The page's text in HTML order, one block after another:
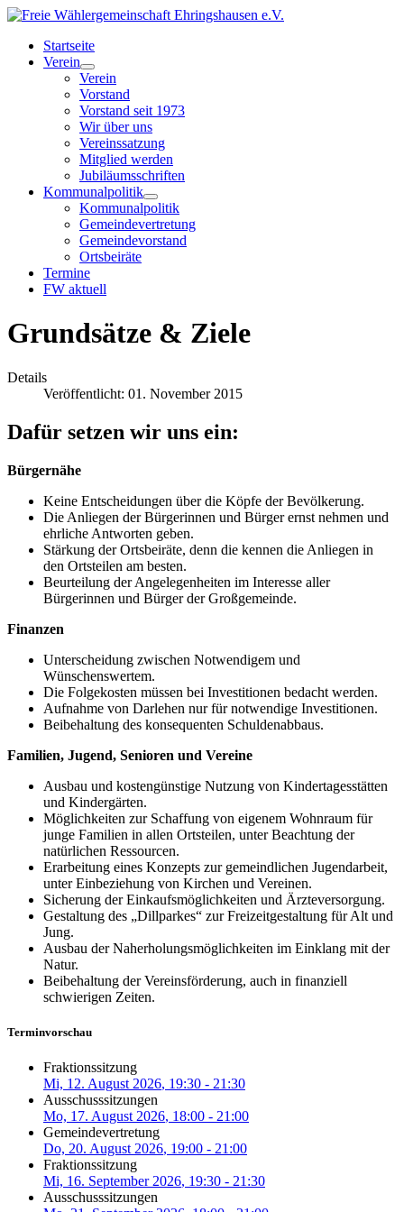
Startseite
Verein
Verein
Vorstand
Vorstand seit 1973
Wir über uns
Vereinssatzung
Mitglied werden
Jubiläumsschriften
Kommunalpolitik
Kommunalpolitik
Gemeindevertretung
Gemeindevorstand
Ortsbeiräte
Termine
FW aktuell
Grundsätze & Ziele
Details
Veröffentlicht: 01. November 2015
Dafür setzen wir uns ein:
Bürgernähe
Keine Entscheidungen über die Köpfe der Bevölkerung.
Die Anliegen der Bürgerinnen und Bürger ernst nehmen und
ehrliche Antworten geben.
Stärkung der Ortsbeiräte, denn die kennen die Anliegen in
den Ortsteilen am besten.
Beurteilung der Angelegenheiten im Interesse aller
Bürgerinnen und Bürger der Großgemeinde.
Finanzen
Unterscheidung zwischen Notwendigem und
Wünschenswertem.
Die Folgekosten müssen bei Investitionen bedacht werden.
Aufnahme von Darlehen nur für notwendige Investitionen.
Beibehaltung des konsequenten Schuldenabbaus.
Familien, Jugend, Senioren und Vereine
Ausbau und kostengünstige Nutzung von Kindertagesstätten
und Kindergärten.
Möglichkeiten zur Schaffung von eigenem Wohnraum für
junge Familien in allen Ortsteilen, unter Beachtung der
natürlichen Ressourcen.
Erarbeitung eines Konzepts zur gemeindlichen Jugendarbeit,
unter Einbeziehung von Kirchen und Vereinen.
Sicherung der Einkaufsmöglichkeiten und Ärzteversorgung.
Gestaltung des „Dillparkes“ zur Freizeitgestaltung für Alt und
Jung.
Ausbau der Naherholungsmöglichkeiten im Einklang mit der
Natur.
Beibehaltung der Vereinsförderung, auch in finanziell
schwierigen Zeiten.
Terminvorschau
Fraktionssitzung
Mi, 12. August 2026, 19:30 - 21:30
Ausschusssitzungen
Mo, 17. August 2026, 18:00 - 21:00
Gemeindevertretung
Do, 20. August 2026, 19:00 - 21:00
Fraktionssitzung
Mi, 16. September 2026, 19:30 - 21:30
Ausschusssitzungen